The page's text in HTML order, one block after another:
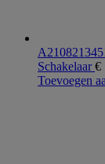
Schakelaar€
Toevoegen